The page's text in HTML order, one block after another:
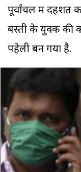
पूर्वांचल में दहशत का
बस्ती के युवक की
पहेली बन गया है.